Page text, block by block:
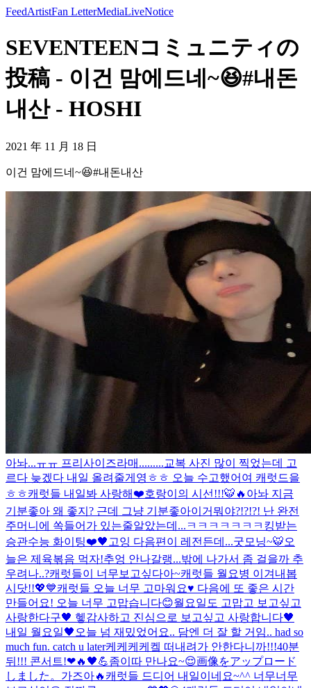
FeedArtistFan LetterMediaLiveNotice
SEVENTEENコミュニティの
投稿 - 이건 맘에드네~😆#내돈
내산 - HOSHI
2021 年 11 月 18 日
이건 맘에드네~😆#내돈내산
아놔...ㅠㅠ 프리사이즈라매.........교복 사진 많이 찍었는데 고
르다 늦겠다 내일 올려줄게영ㅎㅎ 오늘 수고했어여 캐럿드을
ㅎㅎ캐럿들 내일봐 사랑해❤️호랑이의 시선!!!🐯🔥 아놔 지금
기분좋아 왜 좋지? 근데 그냥 기분좋아이거뭐야?!?!?! 난 완전
주머니에 쏙들어가 있는줄알았는데...ㅋㅋㅋㅋㅋㅋㅋ 킹받는
승관수능 화이팅❤️🖤 고잉 다음편이 레전든데...굿모닝~🐯오
늘은 제육볶음 먹자!추엉 안나갈랭...밖에 나가서 좀 걸을까 추
우려나..?캐럿들이 너무보고싶다아~캐럿들 월요병 이겨내봅
시닷!!💖💙캐럿들 오늘 너무 고마워요♥️ 다음에 또 좋은 시간
만들어요! 오늘 너무 고맙습니다😊월요일도 고맙고 보고싶고
사랑한다구🖤 헿감사하고 진심으로 보고싶고 사랑합니다🖤
내일 월요일🖤 오늘 넘 재밌었어요.. 담엔 더 잘 할 거임.. had so
much fun. catch u later케케케케켘 떠내려가 안한다니까!!!40분
뒤!!! 콘서트!❤🔥🖤💪좀이따 만나요~😌画像をアップロード
しました。 가즈아🔥 캐럿들 드디어 내일이네요~^^ 너무너무